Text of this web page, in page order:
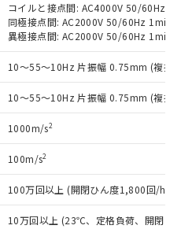
コイルと接点間: AC4000V 50/60Hz
同極接点間: AC2000V 50/60Hz 1min
異極接点間: AC2000V 50/60Hz 1min
10～55～10Hz 片振幅 0.75mm (複振
10～55～10Hz 片振幅 0.75mm (複振
1000m/s2
100m/s2
100万回以上 (開閉ひん度1,800回/h)
10万回以上 (23℃、定格負荷、開閉ひ
標準価格照会結果は、
新日時点での社内デー
されるものであり、閲
実際の在庫および標
場合があることをご
および標準価格はお客
たはお客様担当のオ
販売店・当社販売員に
器販売店や当社販売拠
トワーク
」をご確認
準価格結果を当社の
以下、ポリ臭化ビフェニル
臭化ジフェニルエーテル類
ル酸ビス(2-エチルヘキシ
以下、フタル酸ブチ
タル酸ジイソブチル
および制御機器に対する
については閾値を超える意
しています。
(GB/T26572)：
: 1000ppm、 Cd(カドミウ
、 PBBs(ポリ臭化ビフェ
ポリ臭化ジフェニルエーテ
、 DIBP(フタル酸ジ
フタル酸ブチルベンジ
ヘキシル)) : 1000ppm
限
貿易法に定める商品
等」という）を輸出
提供する場合は、日本
可(または役務取引許
どの必要な手続きを
破棄する場合は、完
、違法に輸出されな
を講じます。
、核兵器、ミサイ
生物兵器またはその他
の製造装置等に一切
。
を第三者に販売する
の在庫あり
たないが在庫あり
新の在庫状況につ
客様のお取引先、ま
担当のオムロン制御
・当社販売員にご確